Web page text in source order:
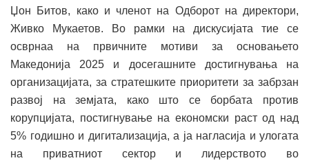
Џон Битов, како и членот на Одборот на директори,
Живко Мукаетов. Во рамки на дискусијата тие се
осврнаа на првичните мотиви за основањето
Македонија 2025 и досегашните достигнувања на
организацијата, за стратешките приоритети за забрзан
развој на земјата, како што се борбата против
корупцијата, постигнување на економски раст од над
5% годишно и дигитализација, а ја нагласија и улогата
на приватниот сектор и лидерството во